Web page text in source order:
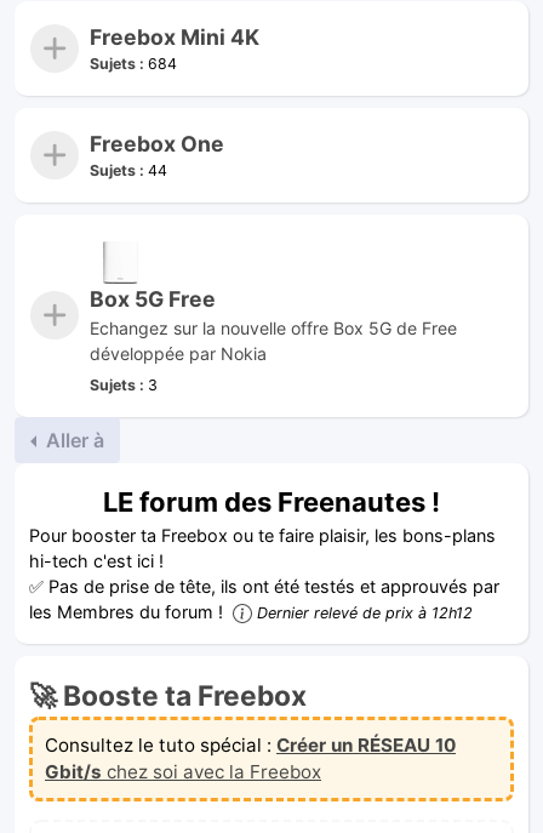
Freebox Mini 4K
Sujets : 684
Freebox One
Sujets : 44
Box 5G Free
Echangez sur la nouvelle offre Box 5G de Free
développée par Nokia
Sujets : 3
Aller à
LE forum des Freenautes !
Pour booster ta Freebox ou te faire plaisir, les bons-plans
hi-tech c'est ici !
✅ Pas de prise de tête, ils ont été testés et approuvés par
les Membres du forum !
Dernier relevé de prix à 12h12
🚀 Booste ta Freebox
Consultez le tuto spécial : Créer un RÉSEAU 10
Gbit/s chez soi avec la Freebox